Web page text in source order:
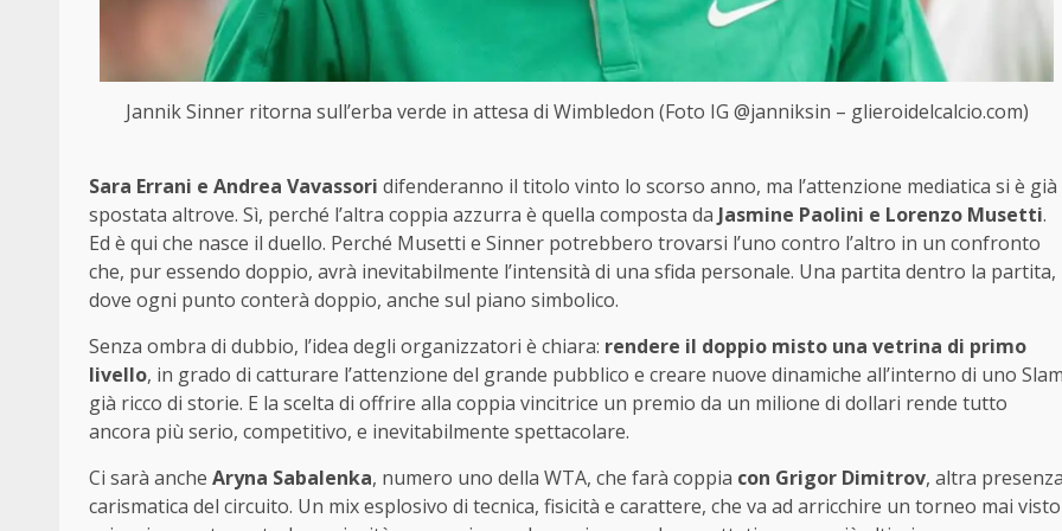
Jannik Sinner ritorna sull’erba verde in attesa di Wimbledon (Foto IG @janniksin – glieroidelcalcio.com)
Sara Errani e Andrea Vavassori difenderanno il titolo vinto lo scorso anno, ma l’attenzione mediatica si è già
spostata altrove. Sì, perché l’altra coppia azzurra è quella composta da Jasmine Paolini e Lorenzo Musetti.
Ed è qui che nasce il duello. Perché Musetti e Sinner potrebbero trovarsi l’uno contro l’altro in un confronto
che, pur essendo doppio, avrà inevitabilmente l’intensità di una sfida personale. Una partita dentro la partita,
dove ogni punto conterà doppio, anche sul piano simbolico.
Senza ombra di dubbio, l’idea degli organizzatori è chiara: rendere il doppio misto una vetrina di primo
livello, in grado di catturare l’attenzione del grande pubblico e creare nuove dinamiche all’interno di uno
già ricco di storie. E la scelta di offrire alla coppia vincitrice un premio da un milione di dollari rende tutto
ancora più serio, competitivo, e inevitabilmente spettacolare.
Ci sarà anche Aryna Sabalenka, numero uno della WTA, che farà coppia con Grigor Dimitrov, altra
carismatica del circuito. Un mix esplosivo di tecnica, fisicità e carattere, che va ad arricchire un torneo mai visto